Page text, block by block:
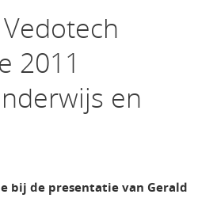
2011
en
bij de presentatie van Gerald